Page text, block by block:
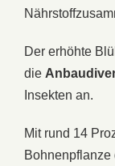
Der erhöhte
die
Insekten an.
Mit rund 14